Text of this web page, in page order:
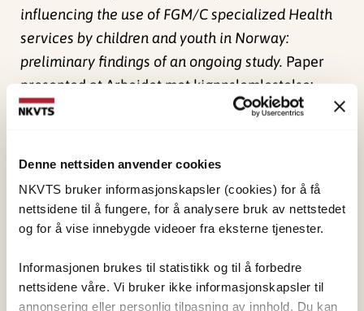
Denne nettsiden anvender cookies
NKVTS bruker informasjonskapsler (cookies) for å få
nettsidene til å fungere, for å analysere bruk av nettstedet
og for å vise innebygde videoer fra eksterne tjenester.
Informasjonen brukes til statistikk og til å forbedre
nettsidene våre. Vi bruker ikke informasjonskapsler til
annonsering eller personlig tilpasning av innhold. Du kan
influencing the use of FGM/C specialized Health
services by children and youth in Norway:
preliminary findings of an ongoing study. Paper
presented at Arbeidet mot kjønnslemlestelse:
status og veien videre, Oslo.
Publisert:
4. juni 2024
NKVTS utvikler og sprer kunnskap og kompetanse